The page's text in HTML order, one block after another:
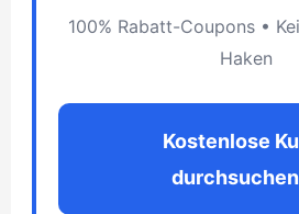
100% Rabatt-Coupons •
Haken
Kostenlose